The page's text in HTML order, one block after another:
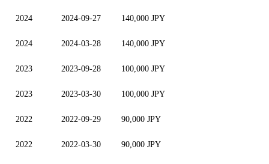
2024 2024-09-27 140,000 JPY
2024 2024-03-28 140,000 JPY
2023 2023-09-28 100,000 JPY
2023 2023-03-30 100,000 JPY
2022 2022-09-29 90,000 JPY
2022 2022-03-30 90,000 JPY